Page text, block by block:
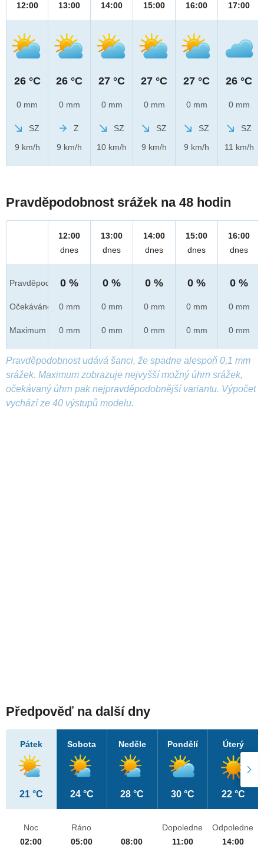
12:00
26 °C
0 mm
SZ
9 km/h
13:00
26 °C
0 mm
Z
9 km/h
14:00
27 °C
0 mm
SZ
10 km/h
15:00
27 °C
0 mm
SZ
9 km/h
16:00
27 °C
0 mm
SZ
9 km/h
17:00
26 °C
0 mm
SZ
11 km/h
Pravděpodobnost srážek na 48 hodin
Pravděpod.
Očekáváno
Maximum
12:00
dnes
0 %
0 mm
0 mm
13:00
dnes
0 %
0 mm
0 mm
14:00
dnes
0 %
0 mm
0 mm
15:00
dnes
0 %
0 mm
0 mm
16:00
dnes
0 %
0 mm
0 mm
Pravděpodobnost udává šanci, že spadne alespoň 0,1 mm
srážek. Maximum zobrazuje nejvyšší možný úhrn srážek,
očekávaný úhrn pak nejpravděpodobnější variantu. Výpočet
vychází ze 40 výstupů modelu.
Předpověď na další dny
Pátek
21 °C
Sobota
24 °C
Neděle
28 °C
Pondělí
30 °C
Úterý
22 °C
Noc
02:00
Ráno
05:00
08:00
Dopoledne
11:00
Odpoledne
14:00